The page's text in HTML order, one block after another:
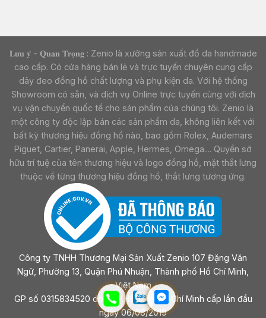
𝐋𝐮̛𝐮 𝐲́ - 𝐐𝐮𝐚𝐧 𝐓𝐫𝐨̣𝐧𝐠 : Zenio là xưởng sản xuất đồ da handmade
cao cấp. Có cửa hàng bán lẻ và trực tuyến chuyên cung cấp
dây đeo đồng hồ chất lượng và phụ kiện da. Với hệ thống
Showroom có sẵn, và dịch vụ Online trực tuyến cùng với dịch
vụ vận chuyển quốc tế cho sản phẩm của chúng tôi. Zenio là
một công ty độc lập bán các sản phẩm da, không liên kết với
bất kỳ thương hiệu đồng hồ nào, bao gồm Rolex, Audemars
Piguet, Cartier, Panerai, Apple, Hermes, Omega.... Quyền sở
hữu trí tuệ của tên thương hiệu và logo đồng hồ, mặt thắt lưng
thuộc về từng thương hiệu đồng hồ, thắt lưng tương ứng.
Công ty TNHH Thương Mại Sản Xuất Zenio 107 Đặng Văn
Ngữ, Phường 13, Quận Phú Nhuận, Thành phố Hồ Chí Minh,
Việt Nam
GP số 0315834520 do sở KHĐT Tp Hồ Chí Minh cấp lần đầu
ngày 06/08/2019